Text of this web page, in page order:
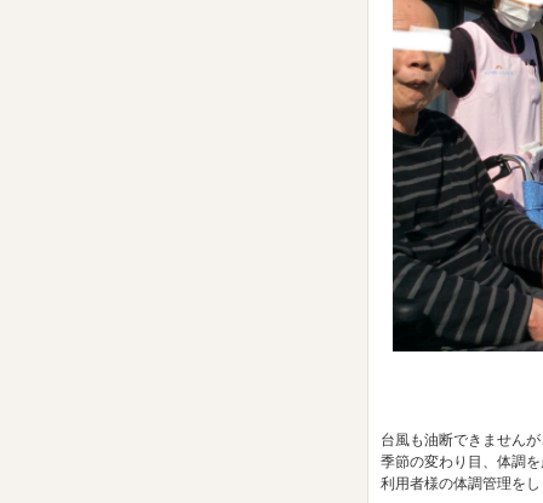
台風も油断できません
季節の変わり目、体調
利用者様の体調管理を